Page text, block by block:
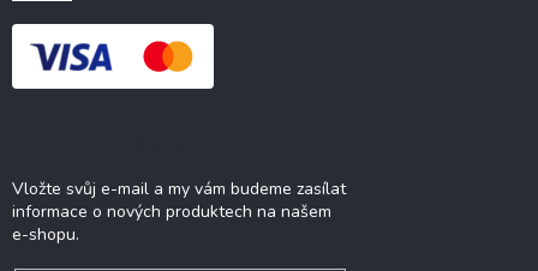
Vložte svůj e-mail a my vám budeme zasílat
informace o nových produktech na našem
e-shopu.